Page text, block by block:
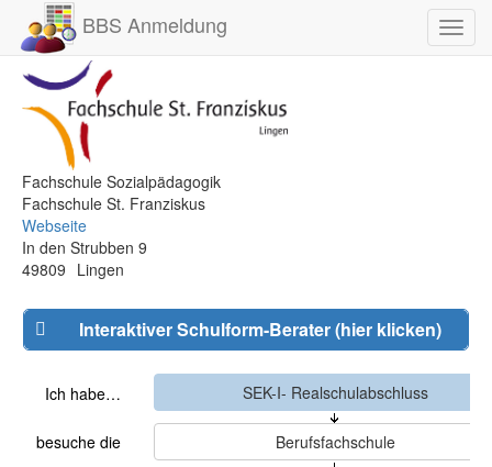
BBS Anmeldung
Fachschule Sozialpädagogik
Fachschule St. Franziskus
Webseite
In den Strubben 9
49809 Lingen
Interaktiver Schulform-Berater (hier klicken)
Ich habe…
besuche die